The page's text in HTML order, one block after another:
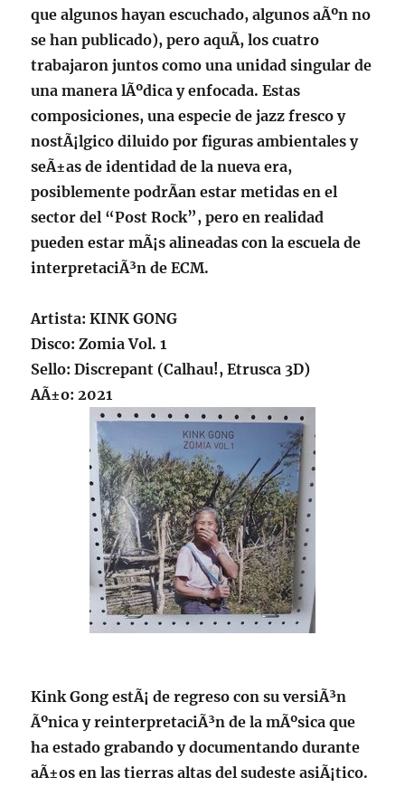
que algunos hayan escuchado, algunos aÃºn no
se han publicado), pero aquÃ­, los cuatro
trabajaron juntos como una unidad singular de
una manera lÃºdica y enfocada. Estas
composiciones, una especie de jazz fresco y
nostÃ¡lgico diluido por figuras ambientales y
seÃ±as de identidad de la nueva era,
posiblemente podrÃ­an estar metidas en el
sector del “Post Rock”, pero en realidad
pueden estar mÃ¡s alineadas con la escuela de
interpretaciÃ³n de ECM.
Artista:KINK GONG
Disco: Zomia Vol. 1
Sello: Discrepant (Calhau!, Etrusca 3D)
AÃ±o: 2021
Kink Gong estÃ¡ de regreso con su versiÃ³n
Ãºnica y reinterpretaciÃ³n de la mÃºsica que
ha estado grabando y documentando durante
aÃ±os en las tierras altas del sudeste asiÃ¡tico.